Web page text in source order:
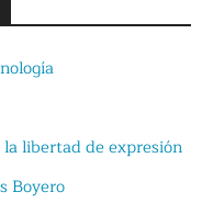
libertad de expresión
Boyero